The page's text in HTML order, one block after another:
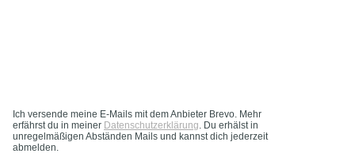
Ich versende meine E-Mails mit dem Anbieter Brevo. Mehr
erfährst du in meiner Datenschutzerklärung . Du erhälst in
unregelmäßigen Abständen Mails und kannst dich jederzeit
abmelden.